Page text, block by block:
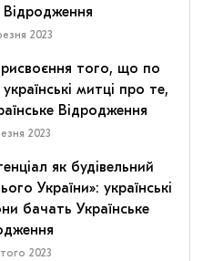
Відродження
2023
того, що по
митці про те,
Відродження
2023
як будівельний
України»: українські
бачать Українське
2023